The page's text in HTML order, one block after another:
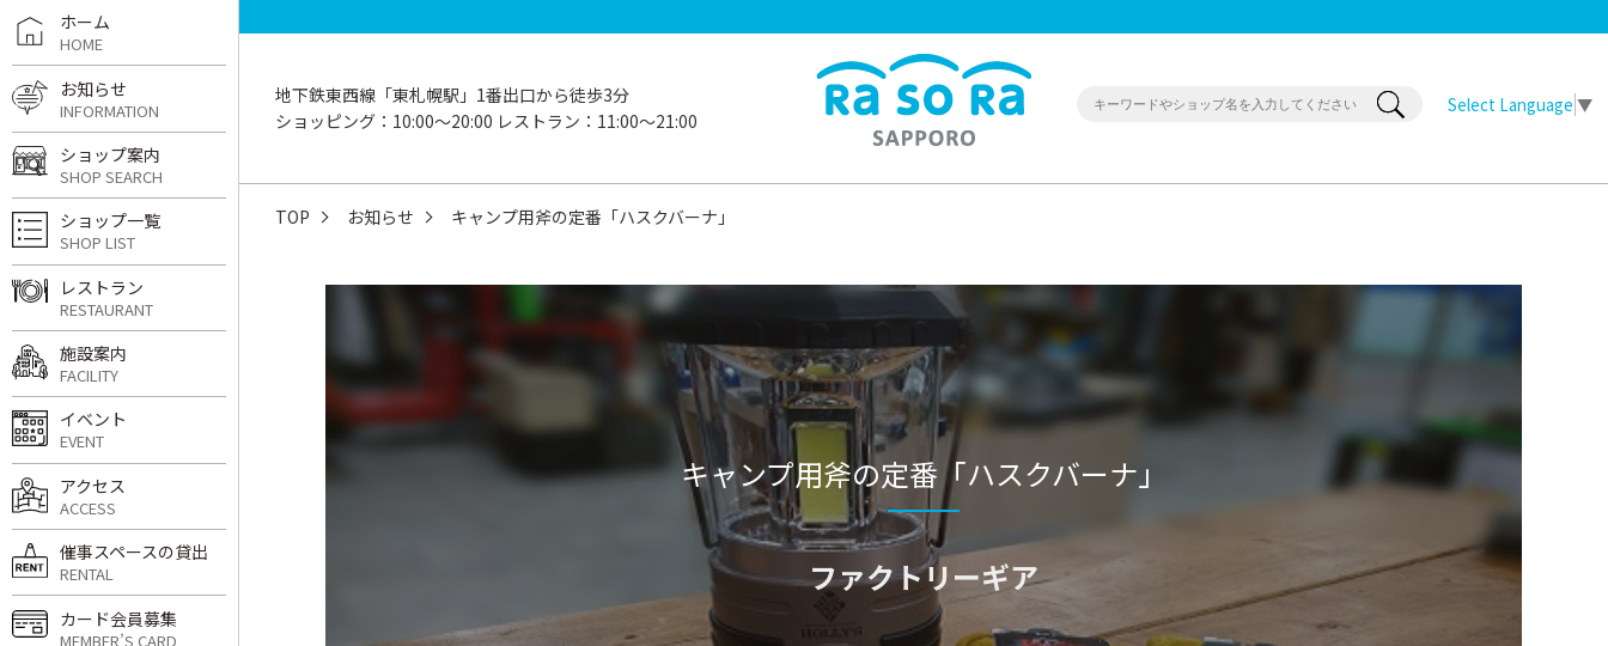
地下鉄東西線「東札幌駅」1番出口から徒歩3分
ショッピング：10:00〜20:00 レストラン：11:00〜21:00
Select Language ▼
TOP お知らせ キャンプ用斧の定番「ハスクバーナ」
キャンプ用斧の定番「ハスクバーナ」
ファクトリーギア
ホーム
HOME
お知らせ
INFORMATION
ショップ案内
SHOP SEARCH
ショップ一覧
SHOP LIST
レストラン
RESTAURANT
施設案内
FACILITY
イベント
EVENT
アクセス
ACCESS
催事スペースの貸出
RENTAL
カード会員募集
MEMBER’S CARD